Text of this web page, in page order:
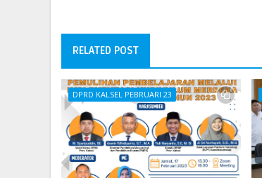
RELATED POST
DPRD KALSEL PEBRUARI 23